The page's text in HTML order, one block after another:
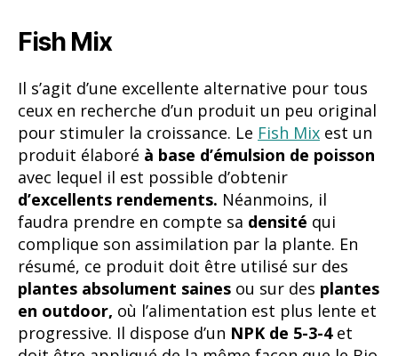
d’excellents rendements.
faudra prendre en compte sa
complique son assimilation par la plante. En
résumé, ce produit doit être utilisé sur des
plantes absolument sainesou sur desplantes
en outdoor,où l’alimentation est plus lente et
progressive. Il dispose d’unNPK de 5-3-4et
doit être appliqué de la même façon que le Bio
Grow. Il convient également parfaitement à
uneapplication foliaire.
Bio Bloom
LeBio Bloomagit en apportant tous les